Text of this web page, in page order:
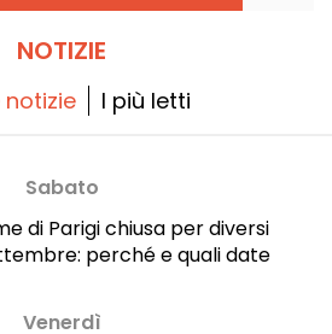
NOTIZIE
notizie I più letti
Sabato
di Parigi chiusa per diversi
perché e quali date
Venerdì